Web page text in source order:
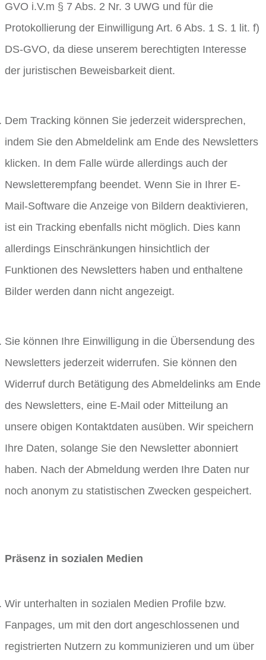
GVO i.V.m § 7 Abs. 2 Nr. 3 UWG und für die
Protokollierung der Einwilligung Art. 6 Abs. 1 S. 1 lit. f)
DS-GVO, da diese unserem berechtigten Interesse
der juristischen Beweisbarkeit dient.
Dem Tracking können Sie jederzeit widersprechen,
indem Sie den Abmeldelink am Ende des Newsletters
klicken. In dem Falle würde allerdings auch der
Newsletterempfang beendet. Wenn Sie in Ihrer E-
Mail-Software die Anzeige von Bildern deaktivieren,
ist ein Tracking ebenfalls nicht möglich. Dies kann
allerdings Einschränkungen hinsichtlich der
Funktionen des Newsletters haben und enthaltene
Bilder werden dann nicht angezeigt.
Sie können Ihre Einwilligung in die Übersendung des
Newsletters jederzeit widerrufen. Sie können den
Widerruf durch Betätigung des Abmeldelinks am Ende
des Newsletters, eine E-Mail oder Mitteilung an
unsere obigen Kontaktdaten ausüben. Wir speichern
Ihre Daten, solange Sie den Newsletter abonniert
haben. Nach der Abmeldung werden Ihre Daten nur
noch anonym zu statistischen Zwecken gespeichert.
Präsenz in sozialen Medien
Wir unterhalten in sozialen Medien Profile bzw.
Fanpages, um mit den dort angeschlossenen und
registrierten Nutzern zu kommunizieren und um über